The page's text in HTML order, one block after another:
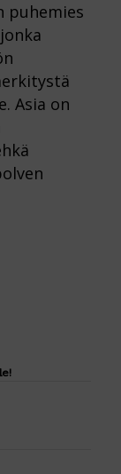
puhemies
Asia on